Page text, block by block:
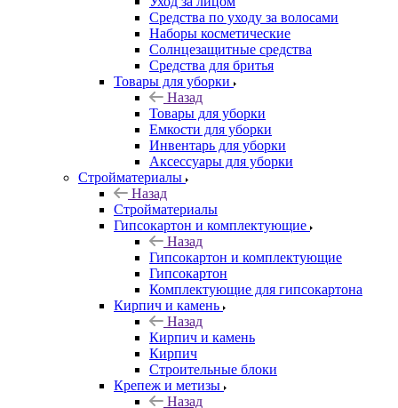
Средства по уходу за волосами
Наборы косметические
Солнцезащитные средства
Средства для бритья
Товары для уборки
Назад
Товары для уборки
Емкости для уборки
Инвентарь для уборки
Аксессуары для уборки
Стройматериалы
Назад
Стройматериалы
Гипсокартон и комплектующие
Назад
Гипсокартон и комплектующие
Гипсокартон
Комплектующие для гипсокартона
Кирпич и камень
Назад
Кирпич и камень
Кирпич
Строительные блоки
Крепеж и метизы
Назад